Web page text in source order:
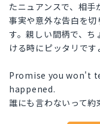
たニュアンスで、相
事実や意外な告白を
す。親しい間柄で、
ける時にピッタリです
Promise you won't
happened.
誰にも言わないって約